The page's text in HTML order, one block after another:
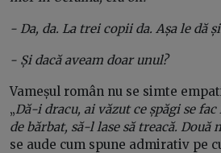
- Da, da. La trei copii da. Așa le dă
- Și dacă aveam doar unul?
Vameșul român nu se simte
„Dă-i dracu, ai văzut ce șpăgi se
de bărbat, să-l lase să treacă. Două
se aude cum spune admirativ pe